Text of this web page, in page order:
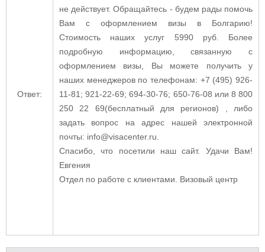
Ответ:
не действует.Обращайтесь - будем рады помочь
Вам с оформлением визы в Болгарию!
Стоимость наших услуг 5990 руб. Более
подробную информацию, связанную с
оформлением визы, Вы можете получить у
наших менеджеров по телефонам: +7 (495) 926-
11-81; 921-22-69; 694-30-76; 650-76-08 или 8 800
250 22 69(бесплатный для регионов) , либо
задать вопрос на адрес нашей электронной
почты: info@visacenter.ru.
Спасибо, что посетили наш сайт. Удачи Вам!
Евгения
Отдел по работе с клиентами. Визовый центр